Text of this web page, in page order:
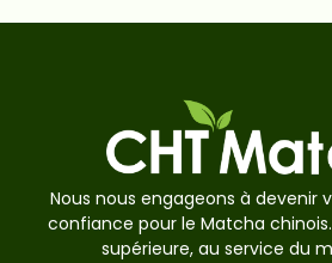
Nous nous engageons à devenir
confiance pour le Matcha
supérieure, au service du